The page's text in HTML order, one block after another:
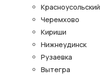
Красноусольский
Черемхово
Кириши
Нижнеудинск
Рузаевка
Вытегра